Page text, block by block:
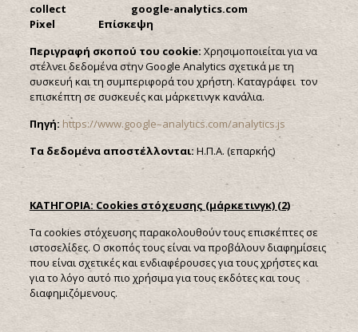
collect google-analytics.com
Pixel Επίσκεψη
Περιγραφή σκοπού του cookie: Χρησιμοποιείται για να
στέλνει δεδομένα στην Google Analytics σχετικά με τη
συσκευή και τη συμπεριφορά του χρήστη. Καταγράφει τον
επισκέπτη σε συσκευές και μάρκετινγκ κανάλια.
Πηγή: https://www.google–analytics.com/analytics.js
Τα δεδομένα αποστέλλονται: Η.Π.Α. (επαρκής)
ΚΑΤΗΓΟΡΙΑ: Cookies στόχευσης (μάρκετινγκ) (2)
Τα cookies στόχευσης παρακολουθούν τους επισκέπτες σε
ιστοσελίδες. Ο σκοπός τους είναι να προβάλουν διαφημίσεις
που είναι σχετικές και ενδιαφέρουσες για τους χρήστες και
για το λόγο αυτό πιο χρήσιμα για τους εκδότες και τους
διαφημιζόμενους.